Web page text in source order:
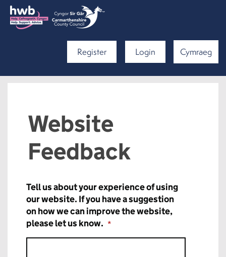
Register Login Cymraeg